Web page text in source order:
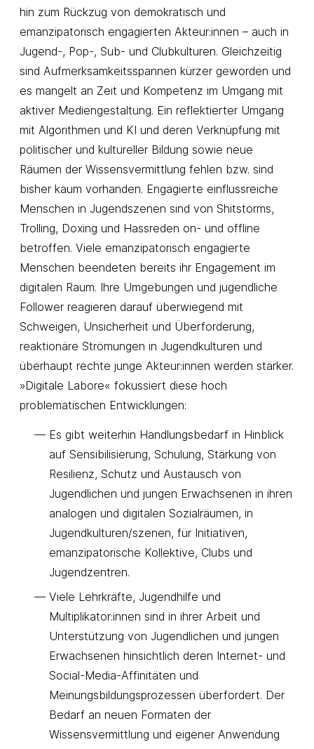
hin zum Rückzug von demokratisch und
emanzipatorisch engagierten Akteur:innen – auch in
Jugend-, Pop-, Sub- und Clubkulturen. Gleichzeitig
sind Aufmerksamkeitsspannen kürzer geworden und
es mangelt an Zeit und Kompetenz im Umgang mit
aktiver Mediengestaltung. Ein reflektierter Umgang
mit Algorithmen und KI und deren Verknüpfung mit
politischer und kultureller Bildung sowie neue
Räumen der Wissensvermittlung fehlen bzw. sind
bisher kaum vorhanden. Engagierte einflussreiche
Menschen in Jugendszenen sind von Shitstorms,
Trolling, Doxing und Hassreden on- und offline
betroffen. Viele emanzipatorisch engagierte
Menschen beendeten bereits ihr Engagement im
digitalen Raum. Ihre Umgebungen und jugendliche
Follower reagieren darauf überwiegend mit
Schweigen, Unsicherheit und Überforderung,
reaktionäre Strömungen in Jugendkulturen und
überhaupt rechte junge Akteur:innen werden stärker.
»Digitale Labore« fokussiert diese hoch
problematischen Entwicklungen:
Es gibt weiterhin Handlungsbedarf in Hinblick
auf Sensibilisierung, Schulung, Stärkung von
Resilienz, Schutz und Austausch von
Jugendlichen und jungen Erwachsenen in ihren
analogen und digitalen Sozialräumen, in
Jugendkulturen/szenen, für Initiativen,
emanzipatorische Kollektive, Clubs und
Jugendzentren.
Viele Lehrkräfte, Jugendhilfe und
Multiplikator:innen sind in ihrer Arbeit und
Unterstützung von Jugendlichen und jungen
Erwachsenen hinsichtlich deren Internet- und
Social-Media-Affinitäten und
Meinungsbildungsprozessen überfordert. Der
Bedarf an neuen Formaten der
Wissensvermittlung und eigener Anwendung